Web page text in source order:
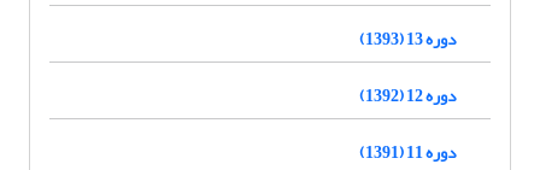
دوره 13 (1393)
دوره 12 (1392)
دوره 11 (1391)